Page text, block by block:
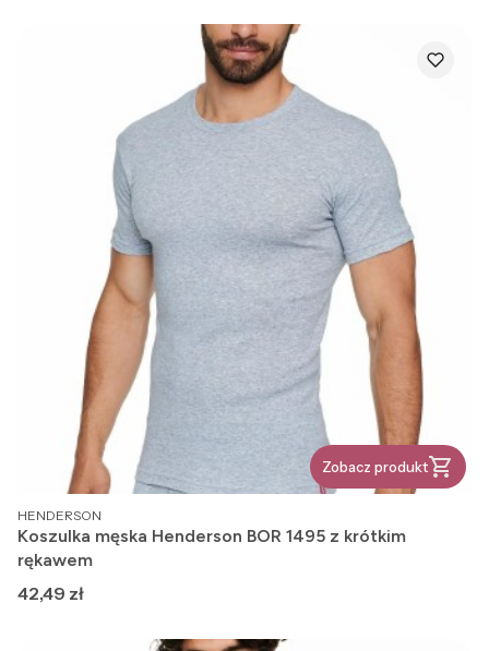
Zobacz produkt
PRODUCENT
HENDERSON
Koszulka męska Henderson BOR 1495 z krótkim
rękawem
Cena
42,49 zł